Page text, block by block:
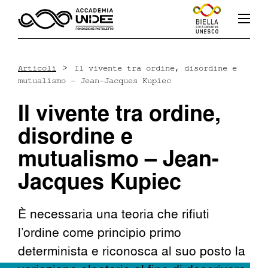
L’accademia
Corsi
Docenti
Articoli >
Il vivente tra ordine, disordine e
mutualismo – Jean-Jacques Kupiec
Il vivente tra ordine,
disordine e
mutualismo – Jean-
Jacques Kupiec
È necessaria una teoria che rifiuti
l’ordine come principio primo
determinista e riconosca al suo posto la